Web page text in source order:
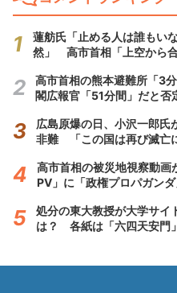
蓮舫氏「止める人は誰もい
然」 高市首相「上空から
高市首相の熊本避難所「3
閣広報官「51分間」だと否
広島原爆の日、小沢一郎氏
非難 「この国は再び滅亡
高市首相の被災地視察動
PV」に「政権プロパガン
処分の東大教授が大学サイ
は？ 各紙は「六四天安門